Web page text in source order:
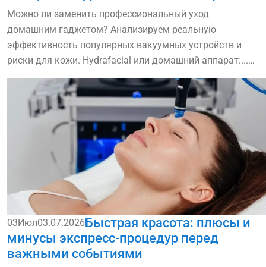
Можно ли заменить профессиональный уход
домашним гаджетом? Анализируем реальную
эффективность популярных вакуумных устройств и
риски для кожи. Hydrafacial или домашний аппарат:...
read more
03Июл03.07.2026Быстрая красота: плюсы и
минусы экспресс-процедур перед
важными событиями